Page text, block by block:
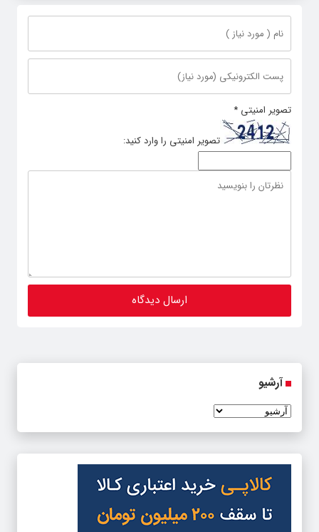
تصویر امنیتی *
تصویر امنیتی را وارد کنید:
آرشیو